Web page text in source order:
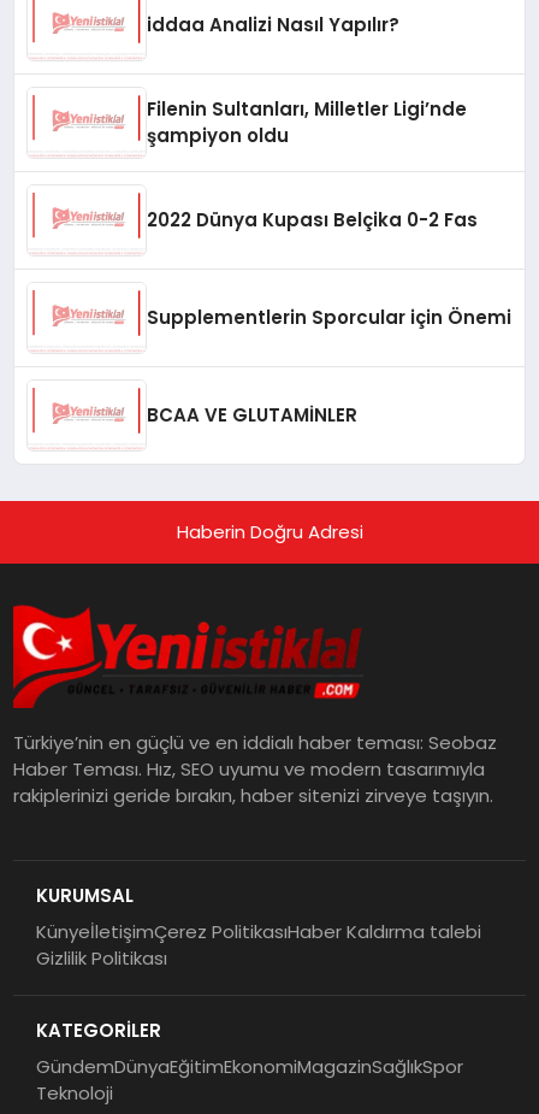
iddaa Analizi Nasıl Yapılır?
Filenin Sultanları, Milletler Ligi’nde
şampiyon oldu
2022 Dünya Kupası Belçika 0-2 Fas
Supplementlerin Sporcular için Önemi
BCAA VE GLUTAMİNLER
Haberin Doğru Adresi
Türkiye’nin en güçlü ve en iddialı haber teması: Seobaz
Haber Teması. Hız, SEO uyumu ve modern tasarımıyla
rakiplerinizi geride bırakın, haber sitenizi zirveye taşıyın.
KURUMSAL
KünyeİletişimÇerez PolitikasıHaber Kaldırma talebi
Gizlilik Politikası
KATEGORİLER
GündemDünyaEğitimEkonomiMagazinSağlıkSpor
Teknoloji